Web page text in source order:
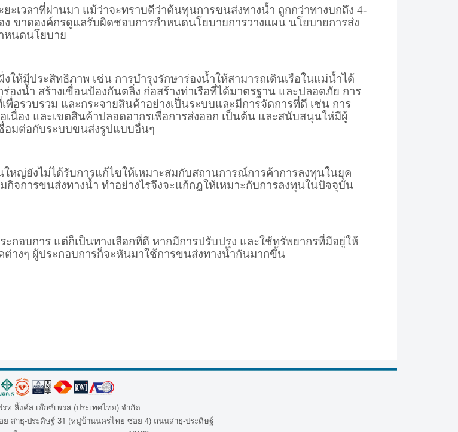
ะเวลาที่ผ่านมา แม้ว่าจะทราบดีว่าต้นทุนการขนส่งทางน้ำ ถูกกว่าทางบกถึง 4-
ขาดองค์กรดูแลรับผิดชอบการกำหนดนโยบายการวางแผน นโยบายการส่ง
หนดนโยบาย
ห้มีประสิทธิภาพ เช่น การบํารุงรักษาร่องน้ำให้สามารถเดินเรือในแม่น้ำได้
งน้ำ สร้างเขื่อนป้องกันตลิ่ง ก่อสร้างท่าเรือที่ได้มาตรฐาน และปลอดภัย การ
อรวบรวม และกระจายสินค้าอย่างเป็นระบบและมีการจัดการที่ดี เช่น การ
อง และเขตสินค้าปลอดอากรเพื่อการส่งออก เป็นต้น และสนับสนุนให่มีผู้
อมต่อกับระบบขนส่งรูปแบบอื่นๆ
หญ่ยังไม่ได้รับการแก้ไขให้เหมาะสมกับสถานการณ์การค้าการลงทุนในยุค
กิจการขนส่งทางน้ำ ทำอย่างไรจึงจะแก้กฎให้เหมาะกับการลงทุนในปัจจุบัน
กอบการ แต่ก็เป็นทางเลือกที่ดี หากมีการปรับปรุง และใช้ทรัพยากรที่มีอยู่ให้
ต่างๆ ผู้ประกอบการก็จะหันมาใช้การขนส่งทางน้ำกันมากขึ้น
ท ลิ้งค์ส เอ๊กซ์เพรส (ประเทศไทย) จำกัด
ย สาธุ-ประดิษฐ์ 31 (หมู่บ้านนครไทย ซอย 4) ถนนสาธุ-ประดิษฐ์